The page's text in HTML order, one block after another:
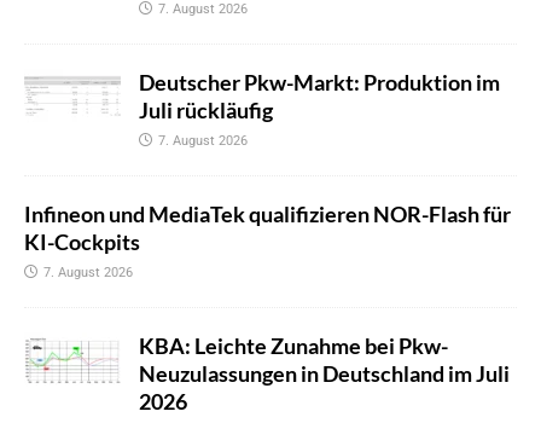
7. August 2026
Deutscher Pkw-Markt: Produktion im
Juli rückläufig
7. August 2026
Infineon und MediaTek qualifizieren NOR-Flash für
KI-Cockpits
7. August 2026
KBA: Leichte Zunahme bei Pkw-
Neuzulassungen in Deutschland im Juli
2026